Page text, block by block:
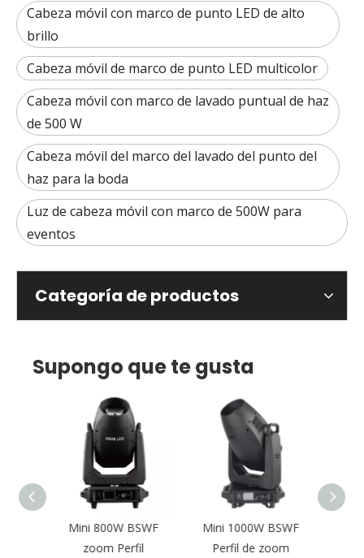
Cabeza móvil con marco de punto LED de alto
brillo
Cabeza móvil de marco de punto LED multicolor
Cabeza móvil con marco de lavado puntual de haz
de 500 W
Cabeza móvil del marco del lavado del punto del
haz para la boda
Luz de cabeza móvil con marco de 500W para
eventos
Categoría de productos
Supongo que te gusta
Mini 800W BSWF
zoom Perfil
Mini 1000W BSWF
Perfil de zoom